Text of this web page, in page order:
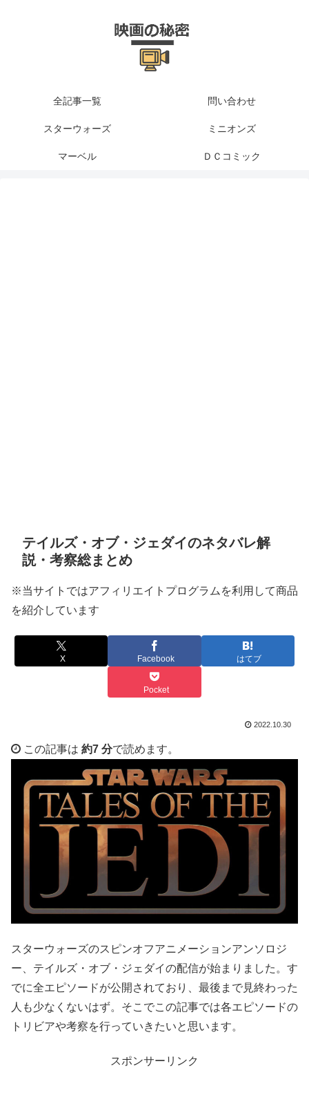
全記事一覧 問い合わせ
スターウォーズ ミニオンズ
マーベル ＤＣコミック
テイルズ・オブ・ジェダイのネタバレ解
説・考察総まとめ
※当サイトではアフィリエイトプログラムを利用して商品
を紹介しています
X Facebook はてブ
Pocket
2022.10.30
この記事は 約7 分で読めます。
スターウォーズのスピンオフアニメーションアンソロジ
ー、テイルズ・オブ・ジェダイの配信が始まりました。す
でに全エピソードが公開されており、最後まで見終わった
人も少なくないはず。そこでこの記事では各エピソードの
トリビアや考察を行っていきたいと思います。
スポンサーリンク